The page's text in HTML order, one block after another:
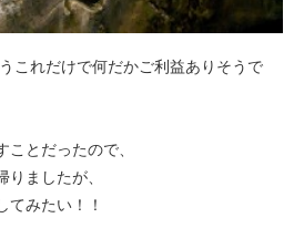
これだけで何だかご利益ありそうで
とだったので、
ましたが、
てみたい！！